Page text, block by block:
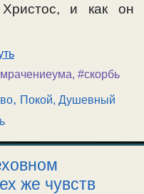
и как он
, #скорбь
, Покой, Душевный
же чувств